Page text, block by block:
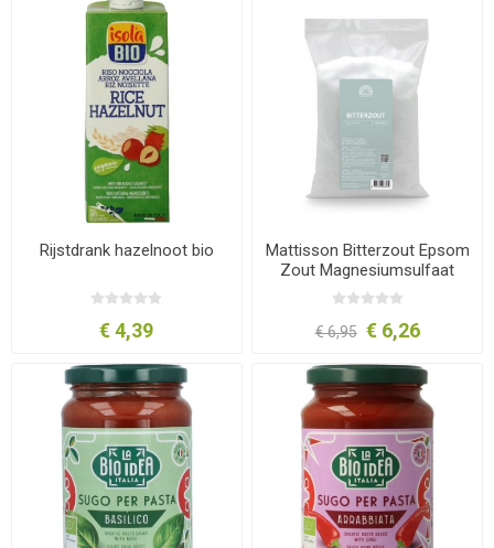
Rijstdrank hazelnoot bio
€ 4,39
Mattisson Bitterzout Epsom
Zout Magnesiumsulfaat
1000 gram
€ 6,95 € 6,26